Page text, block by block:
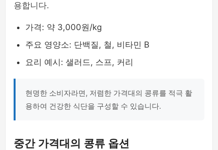
용합니다.
가격: 약 3,000원/kg
주요 영양소: 단백질, 철, 비타민 B
요리 예시: 샐러드, 스프, 커리
현명한 소비자라면, 저렴한 가격대의 콩류를 적극 활
용하여 건강한 식단을 구성할 수 있습니다.
중간 가격대의 콩류 옵션